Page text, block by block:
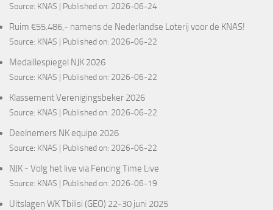
Source: KNAS Published on: 2026-06-24
Ruim €55.486,- namens de Nederlandse Loterij voor de KNAS!
Source: KNAS Published on: 2026-06-22
Medaillespiegel NJK 2026
Source: KNAS Published on: 2026-06-22
Klassement Verenigingsbeker 2026
Source: KNAS Published on: 2026-06-22
Deelnemers NK equipe 2026
Source: KNAS Published on: 2026-06-22
NJK - Volg het live via Fencing Time Live
Source: KNAS Published on: 2026-06-19
Uitslagen WK Tbilisi (GEO) 22-30 juni 2025